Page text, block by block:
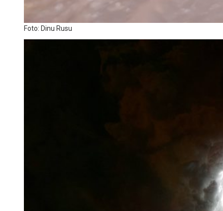
Foto: Dinu Rusu